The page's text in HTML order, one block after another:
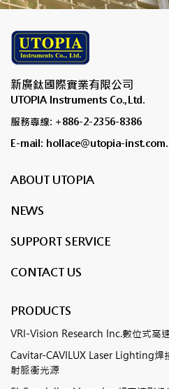
新廣鈦國際實業有限公司
UTOPIA Instruments Co.,Ltd.
服務專線: +886-2-2356-8386
E-mail: hollace@utopia-
ABOUT UTOPIA
NEWS
SUPPORT SERVICE
CONTACT US
PRODUCTS
VRI-Vision Research Inc.數位式高
Cavitar-CAVILUX Laser Lighting焊
射脈衝光源